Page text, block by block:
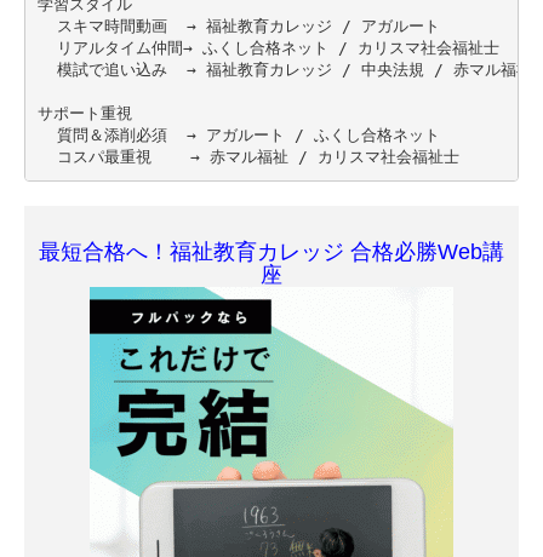
学習スタイル
  スキマ時間動画  → 福祉教育カレッジ / アガルート
  リアルタイム仲間→ ふくし合格ネット / カリスマ社会福祉士
  模試で追い込み  → 福祉教育カレッジ / 中央法規 / 赤マル福祉
サポート重視
  質問＆添削必須  → アガルート / ふくし合格ネット
  コスパ最重視    → 赤マル福祉 / カリスマ社会福祉士
最短合格へ！福祉教育カレッジ 合格必勝Web講
座